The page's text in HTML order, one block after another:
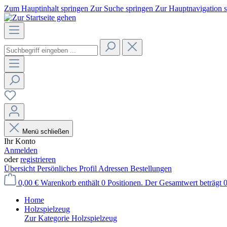
Zum Hauptinhalt springen Zur Suche springen Zur Hauptnavigation
Menü schließen
Ihr Konto
Anmelden
oderregistrieren
Übersicht Persönliches Profil Adressen Bestellungen
0,00 € Warenkorb enthält 0 Positionen. Der Gesamtwert beträgt
Home
Holzspielzeug
Zur Kategorie Holzspielzeug